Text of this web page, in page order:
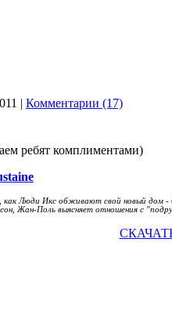
| Комментарии (17)
ребят комплиментами)
Люди Икс обживают свой новый
Жан-Поль выясняет отношения с